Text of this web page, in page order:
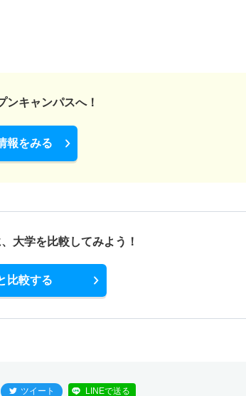
1.10倍 16人 16人
ンキャンパスへ！
報をみる
大学を比較してみよう！
比較する
ツイート LINEで送る